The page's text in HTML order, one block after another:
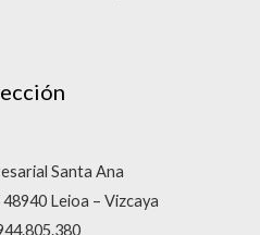
Santa Ana
Leioa – Vizcaya